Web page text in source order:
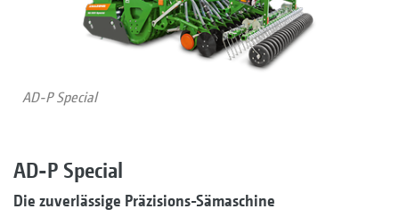
AD-P Special
AD-P Special
Die zuverlässige Präzisions-Sämaschine